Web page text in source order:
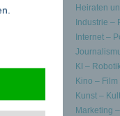
zum
– und
Heiraten
Industrie –
Internet –
KI –
Kino –
Kunst –
Marketing